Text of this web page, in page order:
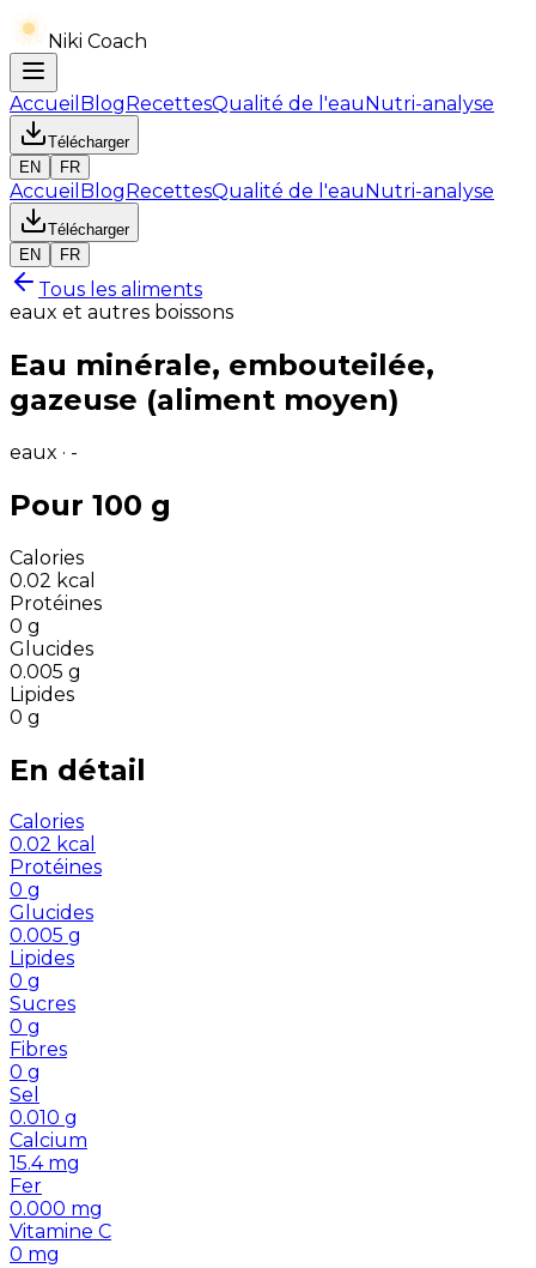
Niki Coach
Accueil BlogRecettesQualité de l'eauNutri-analyse
Télécharger
EN
FR
Accueil BlogRecettesQualité de l'eauNutri-analyse
Télécharger
EN
FR
Tous les aliments
eaux et autres boissons
Eau minérale, embouteilée,
gazeuse (aliment moyen)
eaux · -
Pour 100 g
Calories
0.02 kcal
Protéines
0 g
Glucides
0.005 g
Lipides
0 g
En détail
Calories
0.02 kcal
Protéines
0 g
Glucides
0.005 g
Lipides
0 g
Sucres
0 g
Fibres
0 g
Sel
0.010 g
Calcium
15.4 mg
Fer
0.000 mg
Vitamine C
0 mg